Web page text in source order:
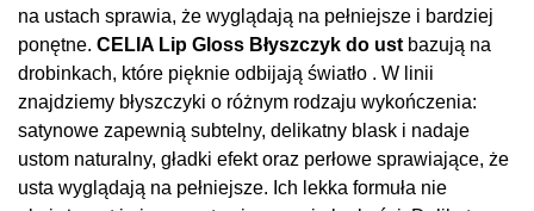
na ustach sprawia, że wyglądają na pełniejsze i bardziej
ponętne. CELIA Lip Gloss Błyszczyk do ust bazują na
drobinkach, które pięknie odbijają światło . W linii
znajdziemy błyszczyki o różnym rodzaju wykończenia:
satynowe zapewnią subtelny, delikatny blask i nadaje
ustom naturalny, gładki efekt oraz perłowe sprawiające, że
usta wyglądają na pełniejsze. Ich lekka formuła nie